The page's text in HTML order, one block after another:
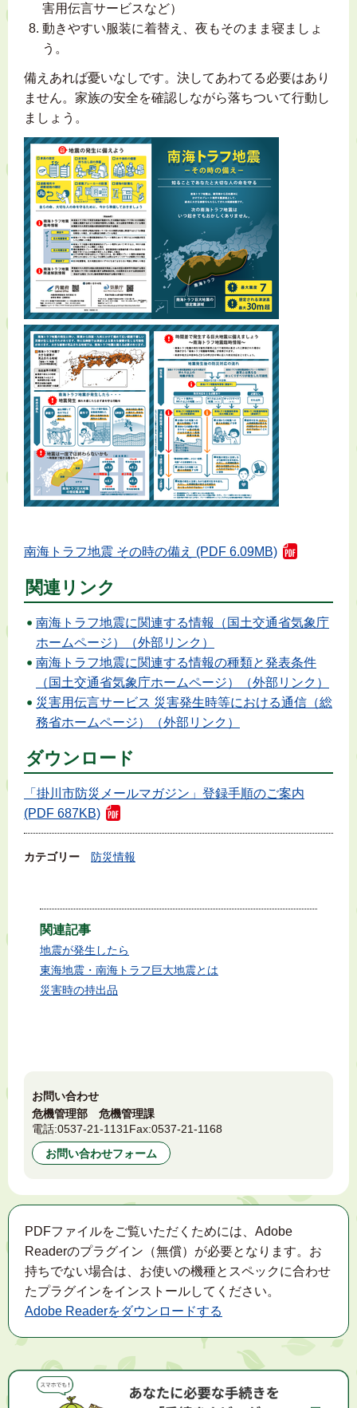
害用伝言サービスなど）
動きやすい服装に着替え、夜もそのまま寝ましょ
う。
備えあれば憂いなしです。決してあわてる必要はあり
ません。家族の安全を確認しながら落ちついて行動し
ましょう。
南海トラフ地震 その時の備え (PDF 6.09MB)
関連リンク
南海トラフ地震に関連する情報（国土交通省気象庁
ホームページ）（外部リンク）
南海トラフ地震に関連する情報の種類と発表条件
（国土交通省気象庁ホームページ）（外部リンク）
災害用伝言サービス 災害発生時等における通信（総
務省ホームページ）（外部リンク）
ダウンロード
「掛川市防災メールマガジン」登録手順のご案内
(PDF 687KB)
カテゴリー 防災情報
関連記事
地震が発生したら
東海地震・南海トラフ巨大地震とは
災害時の持出品
お問い合わせ
危機管理部 危機管理課
電話:0537-21-1131Fax:0537-21-1168
お問い合わせフォーム
PDFファイルをご覧いただくためには、Adobe
Readerのプラグイン（無償）が必要となります。お
持ちでない場合は、お使いの機種とスペックに合わせ
たプラグインをインストールしてください。
Adobe Readerをダウンロードする